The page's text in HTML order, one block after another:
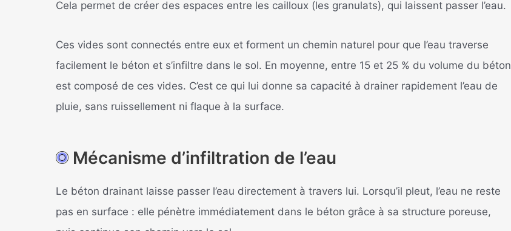
Cela permet de créer des espaces entre les cailloux (les granulats), qui laissent passer l’eau.
Ces vides sont connectés entre eux et forment un chemin naturel pour que l’eau traverse
facilement le béton et s’infiltre dans le sol. En moyenne, entre 15 et 25 % du volume du béton
est composé de ces vides. C’est ce qui lui donne sa capacité à drainer rapidement l’eau de
pluie, sans ruissellement ni flaque à la surface.
Mécanisme d’infiltration de l’eau
Le béton drainant laisse passer l’eau directement à travers lui. Lorsqu’il pleut, l’eau ne reste
pas en surface : elle pénètre immédiatement dans le béton grâce à sa structure poreuse,